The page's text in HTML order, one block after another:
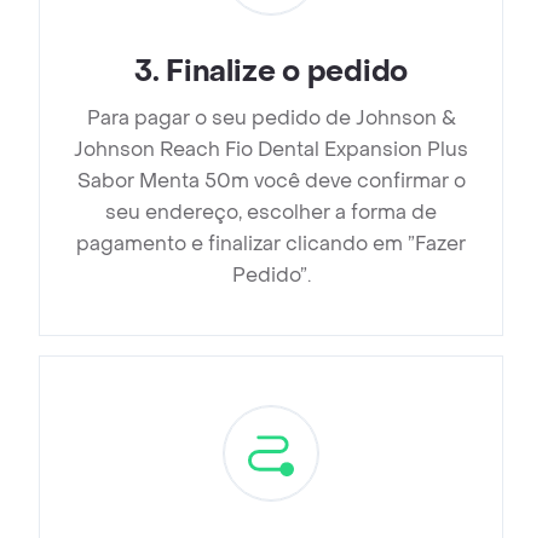
3. Finalize o pedido
Para pagar o seu pedido de Johnson &
Johnson Reach Fio Dental Expansion Plus
Sabor Menta 50m você deve confirmar o
seu endereço, escolher a forma de
pagamento e finalizar clicando em ”Fazer
Pedido”.